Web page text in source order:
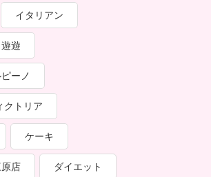
イタリアン
遊
ーノ
クトリア
ケーキ
店 ダイエット